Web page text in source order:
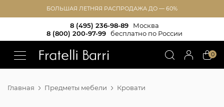
БОЛЬШАЯ ЛЕТНЯЯ РАСПРОДАЖА ДО — 60%
8 (495) 236-98-89
Москва
8 (800) 200-97-99
бесплатно по России
0
Главная Предметы мебели Кровати